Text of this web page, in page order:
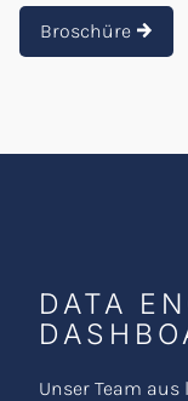
Broschüre
DATA
Unser Team